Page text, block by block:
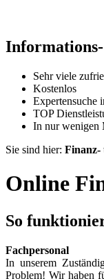
Sehr viele
Kostenlos
Expertensuche
TOP
In nur wenigen
Sie sind hier: Finanz-
Online
So
Fachpersonal
In unserem
Problem! Wir haben